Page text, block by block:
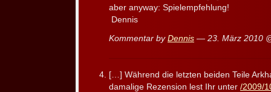
aber anyway: Spielempfehlung!
Dennis
Kommentar by Dennis — 23. März 2010
[…] Während die letzten beiden Teile
damalige Rezension lest Ihr unter /2009/